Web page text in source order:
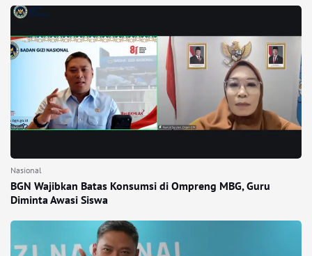
Nasional
BGN Wajibkan Batas Konsumsi di Ompreng MBG, Guru
Diminta Awasi Siswa